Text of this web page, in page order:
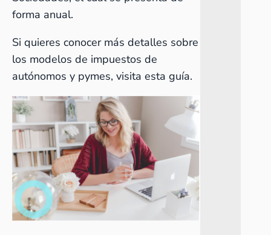
forma anual.
Si quieres conocer más detalles sobre
los modelos de impuestos de
autónomos y pymes, visita esta guía.